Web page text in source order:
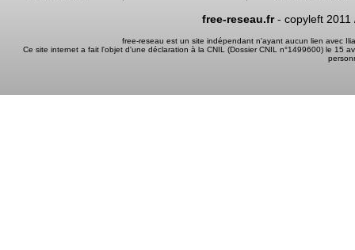
free-reseau.fr- copyleft 2011
free-reseau est un site indépendant n'ayant aucun lien avec
Ce site internet a fait l'objet d'une déclaration à la CNIL (Dossier CNIL n°1499600) le 15